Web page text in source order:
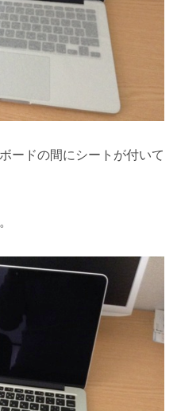
ードの間にシートが付いて